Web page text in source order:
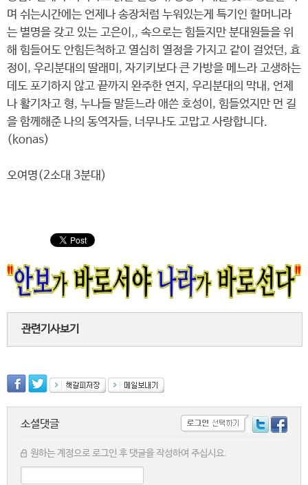
며 쉬는시간에는 언제나 송장처럼 누워있는게 특기인 할머니라
는 별명을 갖고 있는 고은이,, 속으로는 힘들지만 분대원들을 위
해 힘들어도 안힘든척하고 열심히 열정을 가지고 같이 걸었던, 효
정이, 우리분대의 딸래미, 자기키보다 큰 가방을 메느라 고생하는
데도 포기하지 않고 끝까지 완주한 연지, 우리분대의 막내, 언제
나 활기차고 형, 누나들 말듣느라 애쓴 호성이, 힘들었지만 먼 길
을 함께해준 나의 동역자들, 너무나도 고맙고 사랑합니다.
(konas)
오여명(2소대 3분대)
관련기사보기
소셜댓글
원하는 계정으로 로그인 후 댓글을 작성하여 주십시요.